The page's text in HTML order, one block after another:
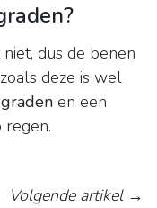
dus de benen
deze is wel
graden en een
regen.
Volgende artikel→